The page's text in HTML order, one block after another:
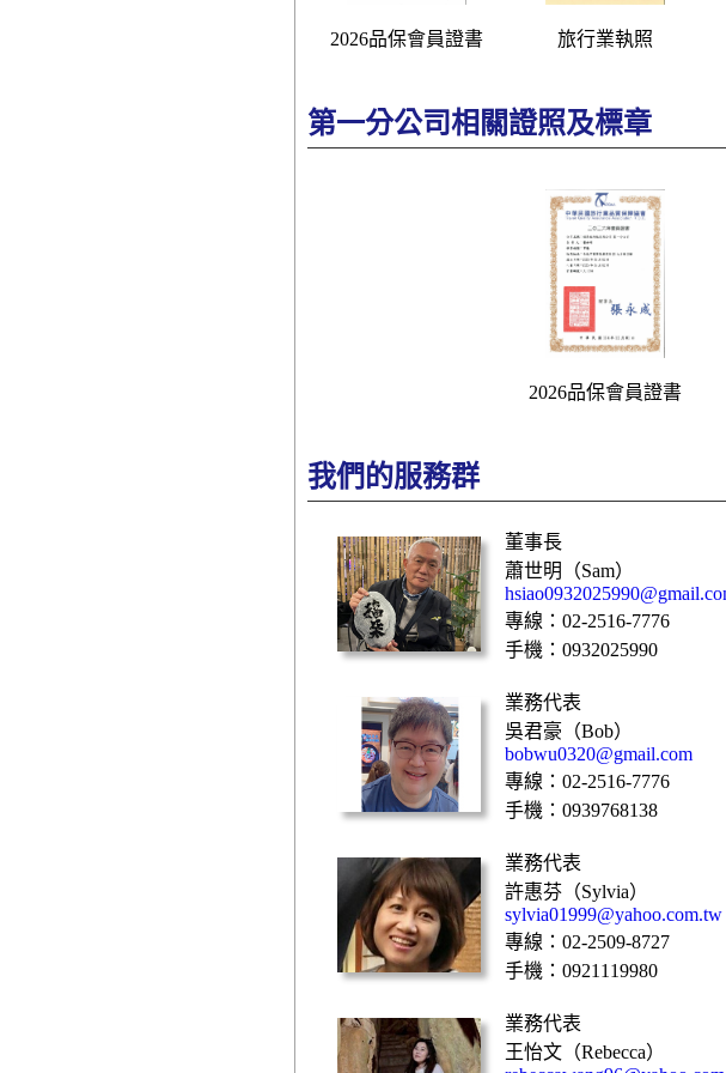
2026品保會員證書 旅行業執照
第一分公司相關證照及標章
2026品保會員證書
我們的服務群
董事長
蕭世明（Sam）
專線：02-2516-7776
手機：0932025990
業務代表
吳君豪（Bob）
bobwu0320@gmail.com
專線：02-2516-7776
手機：0939768138
業務代表
許惠芬（Sylvia）
sylvia01999@yahoo.com.tw
專線：02-2509-8727
手機：0921119980
業務代表
王怡文（Rebecca）